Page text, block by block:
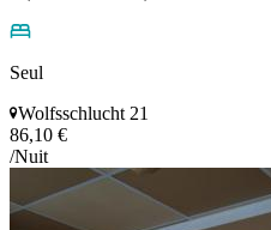
Seul
Wolfsschlucht 21
86,10 €
/Nuit